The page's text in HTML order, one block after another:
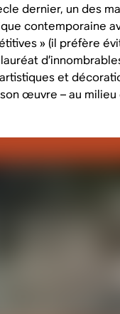
dernier, un des
contemporaine
» (il préfère
et
œuvre – au milieu